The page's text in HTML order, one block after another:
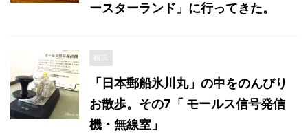
ースターランド」に行ってきた。
横浜
「日本郵船氷川丸」の中をのんびり
お散歩。その7「 モールス信号発信
機・無線室」